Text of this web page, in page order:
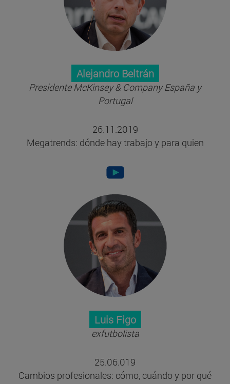
Alejandro Beltrán
Presidente McKinsey & Company España y
Portugal
26.11.2019
Megatrends: dónde hay trabajo y para quien
Luis Figo
exfutbolista
25.06.019
Cambios profesionales: cómo, cuándo y por qué